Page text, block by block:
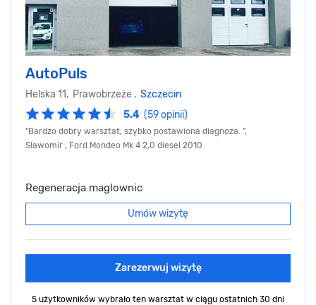
AutoPuls
Helska 11, Prawobrzeże , Szczecin
5.4 (59 opinii)
"Bardzo dobry warsztat, szybko postawiona diagnoza. ",
Sławomir , Ford Mondeo Mk 4 2,0 diesel 2010
Regeneracja maglownic
Umów wizytę
Zarezerwuj wizytę
5 użytkowników wybrało ten warsztat w ciągu ostatnich 30 dni